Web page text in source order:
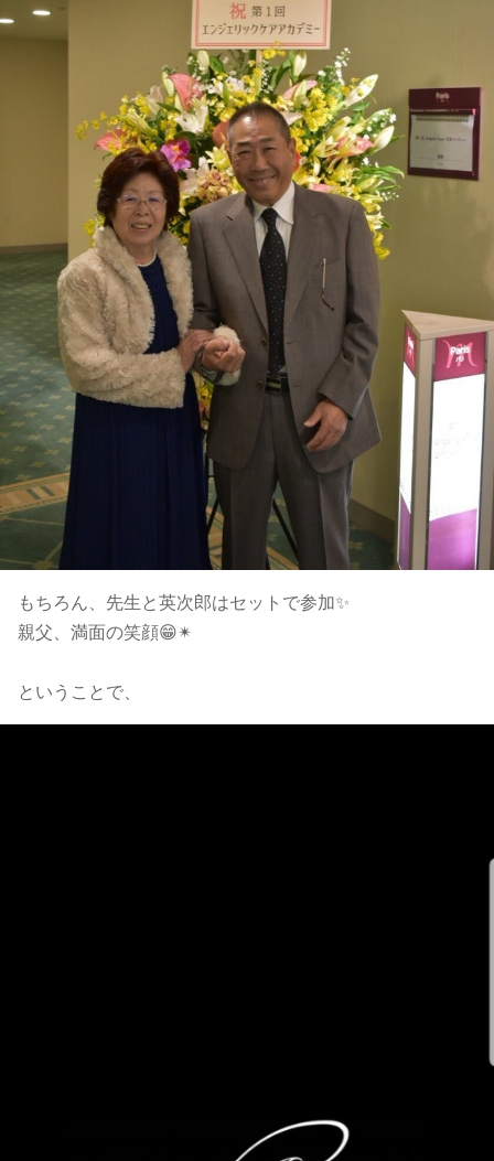
もちろん、先生と英次郎はセットで参加✨
親父、満面の笑顔😁✴
ということで、